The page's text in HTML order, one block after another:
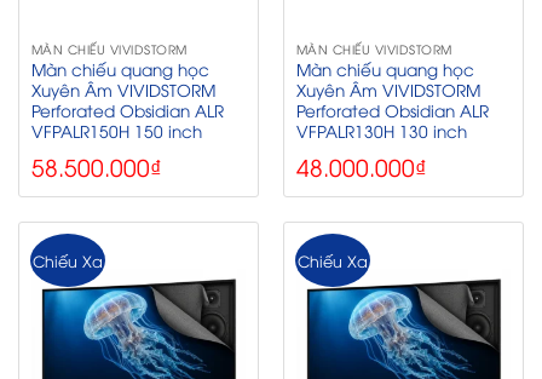
MÀN CHIẾU VIVIDSTORM
Màn chiếu quang học
Xuyên Âm VIVIDSTORM
Perforated Obsidian ALR
VFPALR150H 150 inch
58.500.000₫
MÀN CHIẾU VIVIDSTORM
Màn chiếu quang học
Xuyên Âm VIVIDSTORM
Perforated Obsidian ALR
VFPALR130H 130 inch
48.000.000₫
Chiếu Xa Chiếu Xa